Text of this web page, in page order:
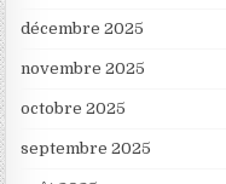
décembre 2025
novembre 2025
octobre 2025
septembre 2025